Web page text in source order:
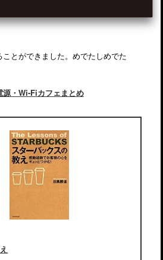
とができました。めでたしめでた
源・Wi-Fiカフェまとめ